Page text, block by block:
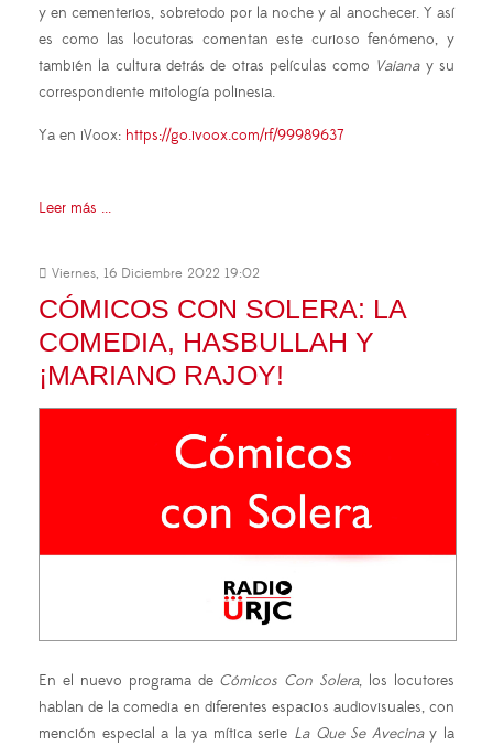
y en cementerios, sobretodo por la noche y al anochecer. Y así
es como las locutoras comentan este curioso fenómeno, y
también la cultura detrás de otras películas como Vaianay su
correspondiente mitología polinesia.
Ya en iVoox: https://go.ivoox.com/rf/99989637
Leer más ...
Viernes, 16 Diciembre 2022 19:02
CÓMICOS CON SOLERA: LA
COMEDIA, HASBULLAH Y
¡MARIANO RAJOY!
En el nuevo programa de Cómicos Con Solera, los locutores
hablan de la comedia en diferentes espacios audiovisuales, con
mención especial a la ya mítica serie La Que Se Avecinay la